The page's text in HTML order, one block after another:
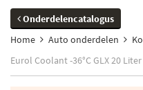
Onderdelencatalogus
Home
Auto onderdelen
Eurol Coolant -36°C GLX 20 Liter